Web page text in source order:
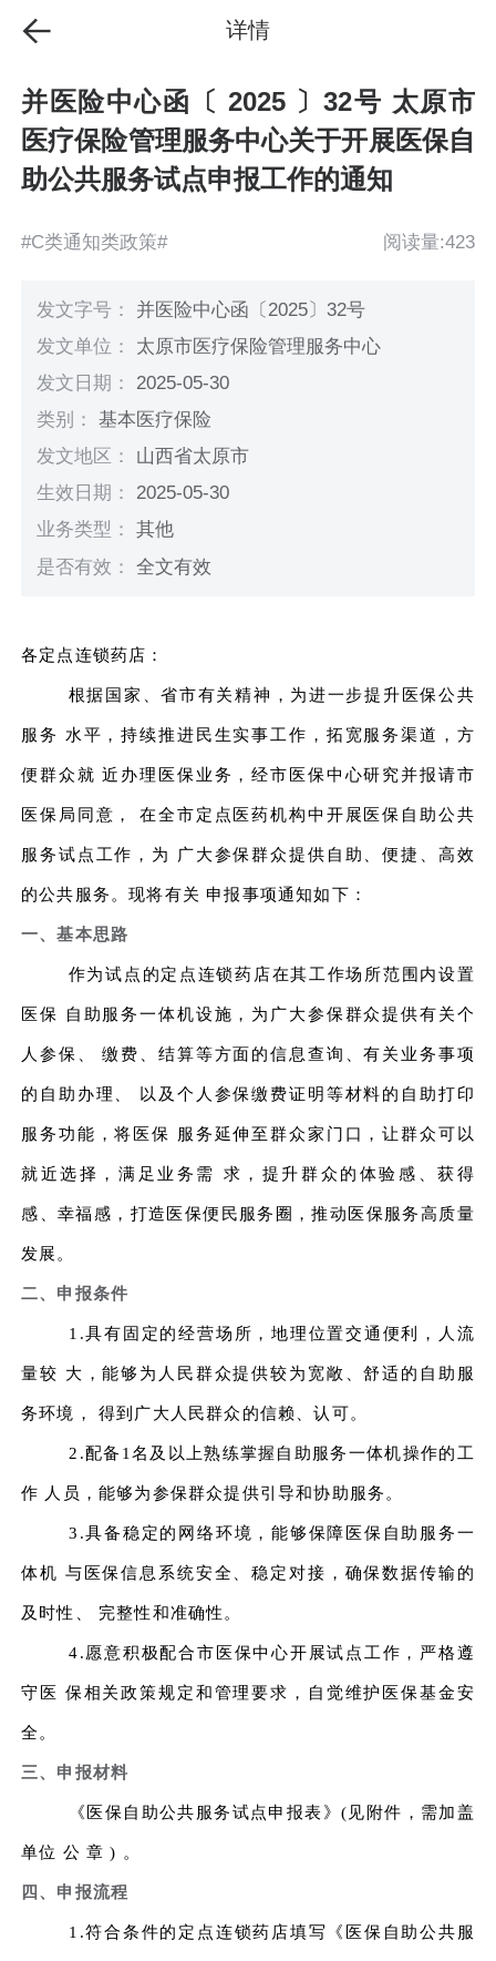
详情
并医险中心函〔 2025 〕32号 太原市
医疗保险管理服务中心关于开展医保自
助公共服务试点申报工作的通知
#C类通知类政策# 阅读量:423
发文字号： 并医险中心函〔2025〕32号
发文单位： 太原市医疗保险管理服务中心
发文日期： 2025-05-30
类别：基本医疗保险
发文地区： 山西省太原市
生效日期： 2025-05-30
业务类型：其他
是否有效：全文有效
各定点连锁药店：
根据国家、省市有关精神，为进一步提升医保公共
服务 水平，持续推进民生实事工作，拓宽服务渠道，方
便群众就 近办理医保业务，经市医保中心研究并报请市
医保局同意， 在全市定点医药机构中开展医保自助公共
服务试点工作，为 广大参保群众提供自助、便捷、高效
的公共服务。现将有关 申报事项通知如下：
一、基本思路
作为试点的定点连锁药店在其工作场所范围内设置
医保 自助服务一体机设施，为广大参保群众提供有关个
人参保、 缴费、结算等方面的信息查询、有关业务事项
的自助办理、 以及个人参保缴费证明等材料的自助打印
服务功能，将医保 服务延伸至群众家门口，让群众可以
就近选择，满足业务需 求，提升群众的体验感、获得
感、幸福感，打造医保便民服务圈，推动医保服务高质量
发展。
二、申报条件
1.具有固定的经营场所，地理位置交通便利，人流
量较 大，能够为人民群众提供较为宽敞、舒适的自助服
务环境， 得到广大人民群众的信赖、认可。
2.配备1名及以上熟练掌握自助服务一体机操作的工
作 人员，能够为参保群众提供引导和协助服务。
3.具备稳定的网络环境，能够保障医保自助服务一
体机 与医保信息系统安全、稳定对接，确保数据传输的
及时性、 完整性和准确性。
4.愿意积极配合市医保中心开展试点工作，严格遵
守医 保相关政策规定和管理要求，自觉维护医保基金安
全。
三、申报材料
《医保自助公共服务试点申报表》(见附件，需加盖
单位 公 章 ) 。
四、申报流程
1.符合条件的定点连锁药店填写《医保自助公共服